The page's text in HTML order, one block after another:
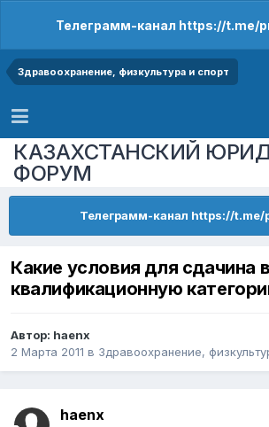
Телеграмм-канал https://t.me/
Здравоохранение, физкультура и спорт
КАЗАХСТАНСКИЙ
ФОРУМ
Телеграмм-канал https://
Какие условия для сдачина
квалификационную
Автор: haenx
2 Марта 2011 в Здравоохранение,
haenx